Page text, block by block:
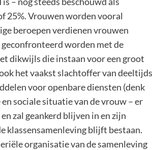
25%. Vrouwen worden vooral
beroepen verdienen vrouwen
worden met de
dikwijls die instaan voor een groot
het vaakst slachtoffer van deeltijds
voor openbare diensten (denk
sociale situatie van de vrouw – er
zal geankerd blijven in en zijn
klassensamenleving blijft bestaan.
organisatie van de samenleving